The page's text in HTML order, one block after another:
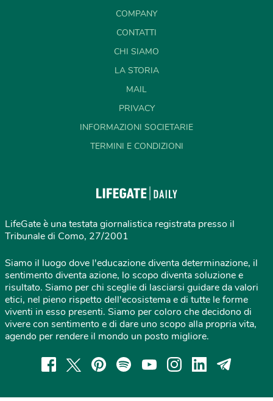
COMPANY
CONTATTI
CHI SIAMO
LA STORIA
MAIL
PRIVACY
INFORMAZIONI SOCIETARIE
TERMINI E CONDIZIONI
LifeGate è una testata giornalistica registrata presso il
Tribunale di Como, 27/2001
Siamo il luogo dove l'educazione diventa determinazione, il
sentimento diventa azione, lo scopo diventa soluzione e
risultato. Siamo per chi sceglie di lasciarsi guidare da valori
etici, nel pieno rispetto dell'ecosistema e di tutte le forme
viventi in esso presenti. Siamo per coloro che decidono di
vivere con sentimento e di dare uno scopo alla propria vita,
agendo per rendere il mondo un posto migliore.